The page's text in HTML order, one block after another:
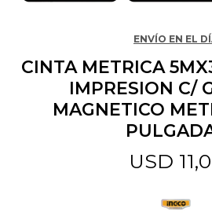
ENVÍO EN EL
CINTA METRICA
IMPRESION C/
MAGNETICO
USD
Mascotas